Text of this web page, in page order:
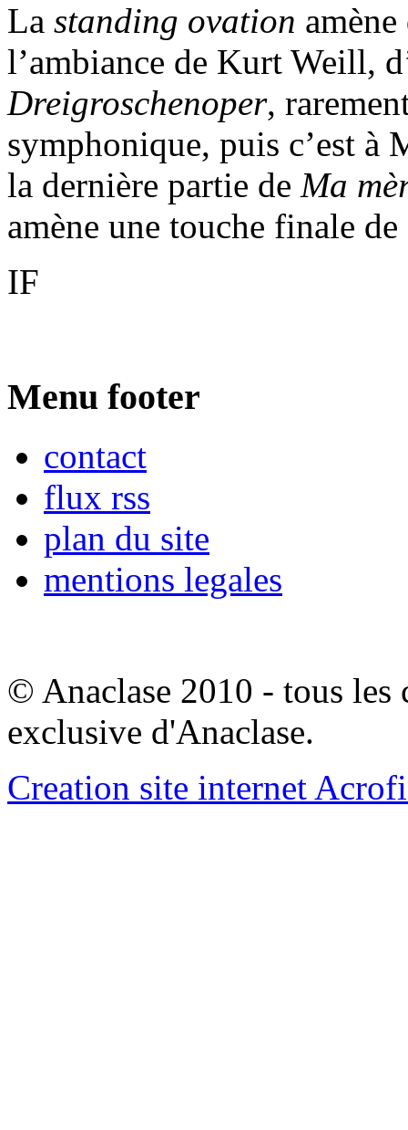
La standing ovation
l’ambiance de Kurt Weill,
Dreigroschenoper,
symphonique, puis c’est à
la dernière partie de Ma
amène une touche finale
IF
Menu footer
contact
flux rss
plan du site
mentions legales
© Anaclase 2010 - tous les
exclusive d'Anaclase.
Creation site internet